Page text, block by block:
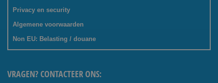
Privacy en security
Algemene voorwaarden
Non EU: Belasting / douane
VRAGEN? CONTACTEER ONS: